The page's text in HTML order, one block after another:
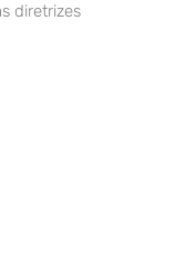
diretrizes